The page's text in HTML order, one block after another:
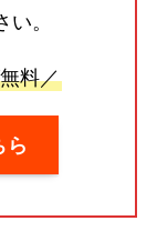
。
料／
ら